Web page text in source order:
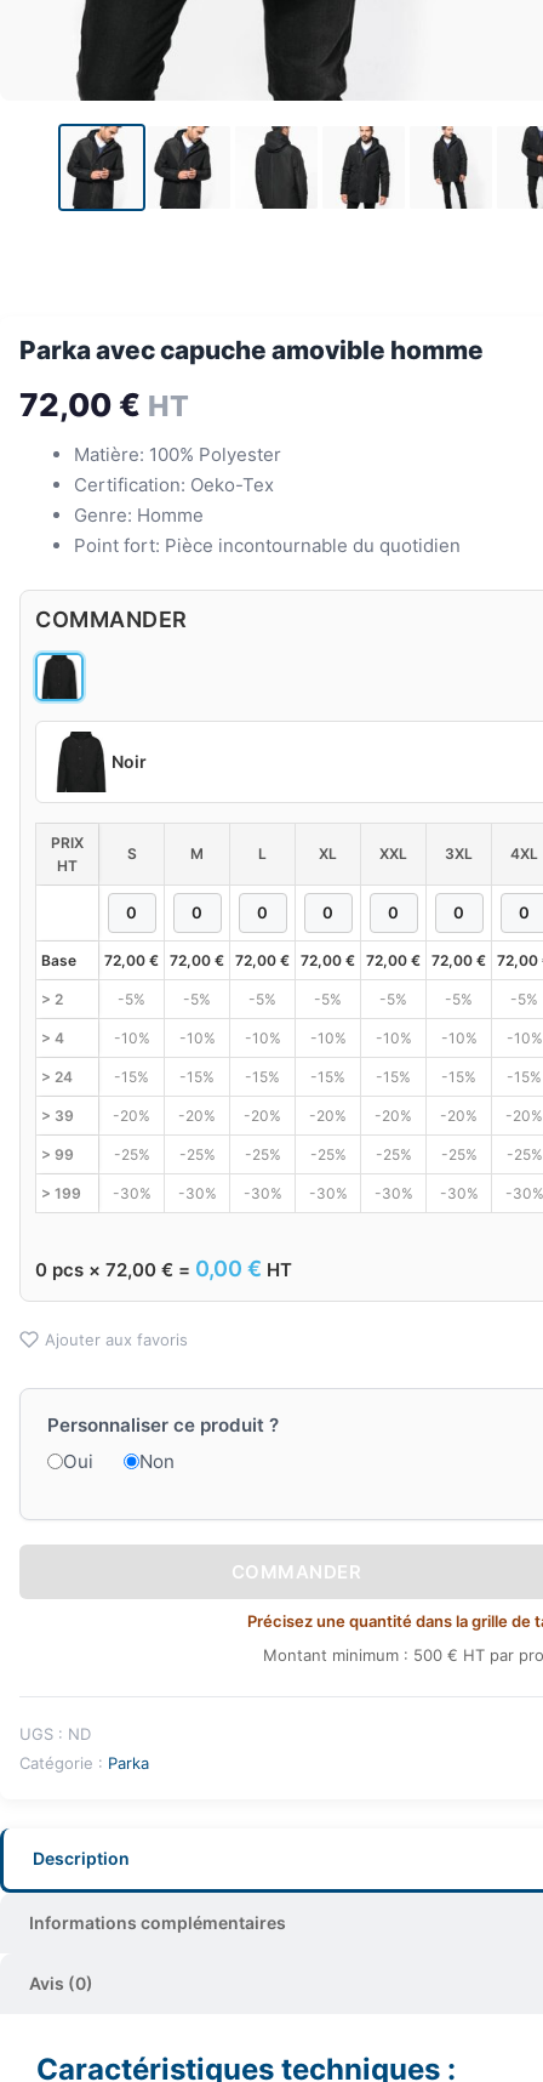
Parka avec capuche amovible homme
72,00 € HT
Matière: 100% Polyester
Certification: Oeko-Tex
Genre: Homme
Point fort: Pièce incontournable du quotidien
COMMANDER
Noir
PRIX
HT
S M L XL XXL 3XL 4XL
Base 72,00 € 72,00 € 72,00 € 72,00 € 72,00 € 72,00 € 72,00
> 2 -5% -5% -5% -5% -5% -5% -5%
> 4 -10% -10% -10% -10% -10% -10% -10%
> 24 -15% -15% -15% -15% -15% -15% -15%
> 39 -20% -20% -20% -20% -20% -20% -20%
> 99 -25% -25% -25% -25% -25% -25% -25%
> 199 -30% -30% -30% -30% -30% -30% -30%
0 pcs × 72,00 € = 0,00 € HT
Ajouter aux favoris
Personnaliser ce produit ?
Oui
Non
COMMANDER
Précisez une quantité dans la grille de
Montant minimum : 500 € HT par
UGS : ND
Catégorie : Parka
Description
Informations complémentaires
Avis (0)
Caractéristiques techniques :